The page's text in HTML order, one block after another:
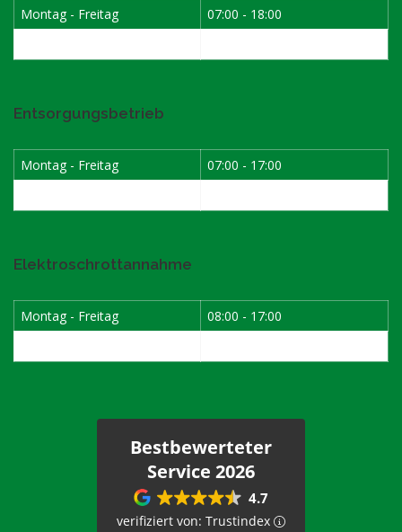
Montag - Freitag
07:00 - 18:00
Entsorgungsbetrieb
Montag - Freitag
07:00 - 17:00
Elektroschrottannahme
Montag - Freitag
08:00 - 17:00
Bestbewerteter
Service 2026
4.7
verifiziert von: Trustindex